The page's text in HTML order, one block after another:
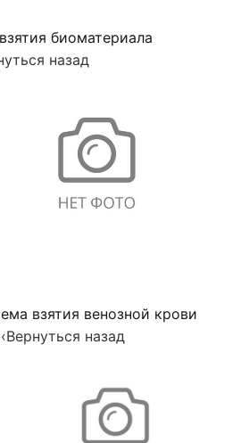
биоматериала
назад
взятия венозной крови
‹Вернуться назад